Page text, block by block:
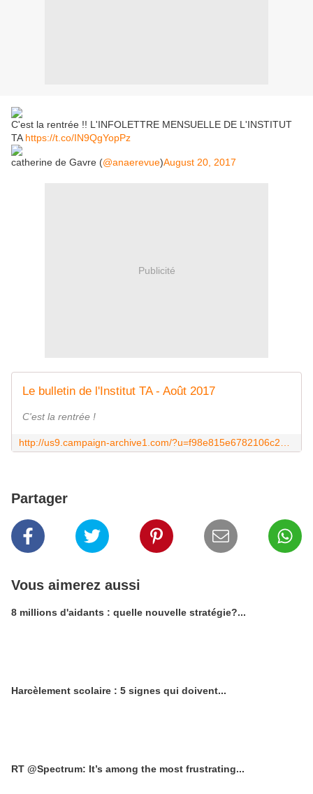
C'est la rentrée !! L'INFOLETTRE MENSUELLE DE L'INSTITUT
TA https://t.co/IN9QgYopPz
catherine de Gavre (@anaerevue)August 20, 2017
Publicité
Le bulletin de l'Institut TA - Août 2017
C'est la rentrée !
Partager
Vous aimerez aussi
8 millions d'aidants : quelle nouvelle stratégie?...
Harcèlement scolaire : 5 signes qui doivent...
RT @Spectrum: It’s among the most frustrating...